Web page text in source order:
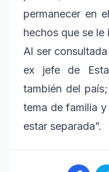
permanecer en
hechos que se le
Al ser
ex jefe de
también del
tema de familia
estar separada”.